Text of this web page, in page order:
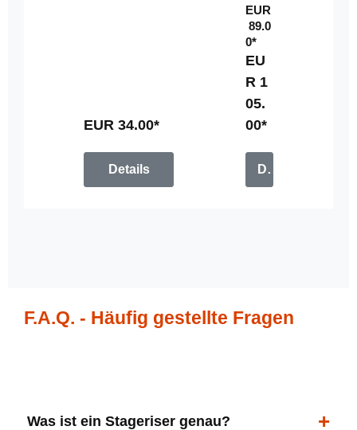
EUR 34.00*
Details
rn
be
di
en
u
n
g
EUR
89.0
0*
EU
R 1
05.
00*
Details
F.A.Q. - Häufig gestellte Fragen
Was ist ein Stageriser genau?